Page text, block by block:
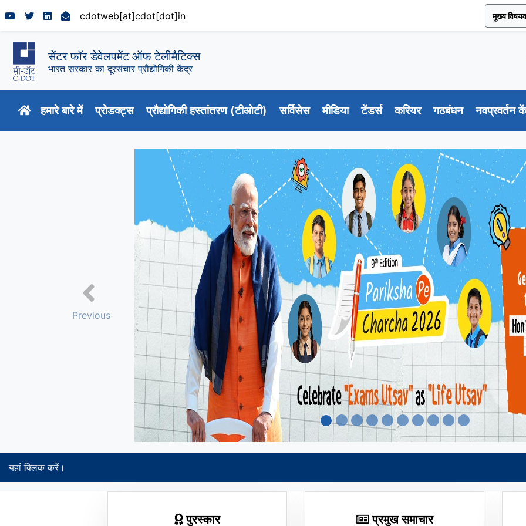
cdotweb[at]cdot[dot]in मुख्य
सेंटर फॉर डेवेलपमेंट ऑफ टेलीमैटिक्स
भारत सरकार का दूरसंचार प्रौद्योगिकी केंद्र
हमारे बारे में प्रोडक्ट्स प्रौद्योगिकी हस्तांतरण (टीओटी) सर्विसेस मीडिया टेंडर्स करियर गठबंधन नवप्रवर्तन
Previous
पुरस्कार प्रमुख समाचार